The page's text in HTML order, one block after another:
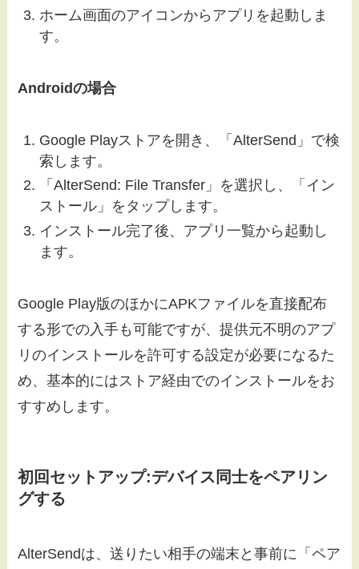
ホーム画面のアイコンからアプリを起動しま
す。
Androidの場合
Google Playストアを開き、「AlterSend」で検
索します。
「AlterSend: File Transfer」を選択し、「イン
ストール」をタップします。
インストール完了後、アプリ一覧から起動し
ます。
Google Play版のほかにAPKファイルを直接配布
する形での入手も可能ですが、提供元不明のアプ
リのインストールを許可する設定が必要になるた
め、基本的にはストア経由でのインストールをお
すすめします。
初回セットアップ:デバイス同士をペアリン
グする
AlterSendは、送りたい相手の端末と事前に「ペア